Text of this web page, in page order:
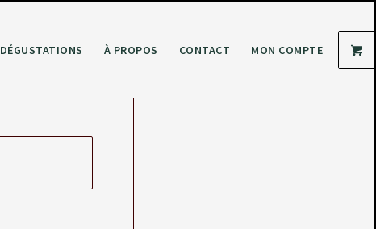
DÉGUSTATIONS À PROPOS CONTACT MON COMPTE